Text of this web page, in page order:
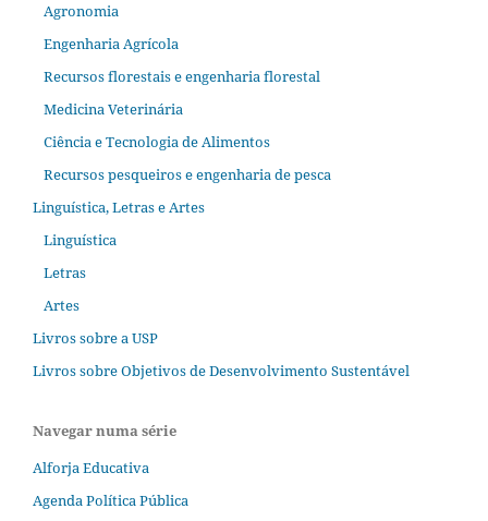
Agronomia
Engenharia Agrícola
Recursos florestais e engenharia florestal
Medicina Veterinária
Ciência e Tecnologia de Alimentos
Recursos pesqueiros e engenharia de pesca
Linguística, Letras e Artes
Linguística
Letras
Artes
Livros sobre a USP
Livros sobre Objetivos de Desenvolvimento Sustentável
Navegar numa série
Alforja Educativa
Agenda Política Pública